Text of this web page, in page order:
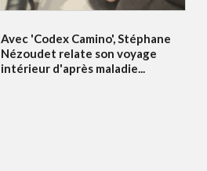
Avec 'Codex Camino', Stéphane
Nézoudet relate son voyage
intérieur d'après maladie...